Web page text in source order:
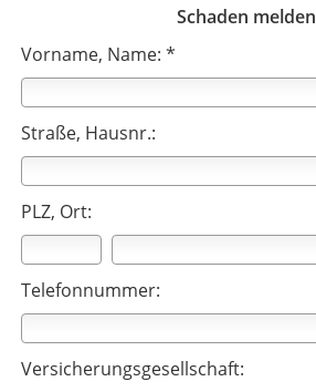
Schaden melden
Vorname, Name: *
Straße, Hausnr.:
PLZ, Ort:
Telefonnummer:
Versicherungsgesellschaft: